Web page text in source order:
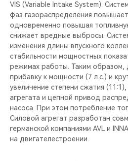
VIS (Variable Intake System).
фаз газораспределения
одновременно повышая
снижает вредные выбросы.
изменения длины впускного
стабильности мощностных
режимах работы. Таким образом,
прибавку к мощности (7 л.с.) и
увеличение степени сжатия
агрегата и цепной привод
насоса. При этом потребление
Силовой агрегат разработан
германской компаниями AVL и
на двигателестроении.